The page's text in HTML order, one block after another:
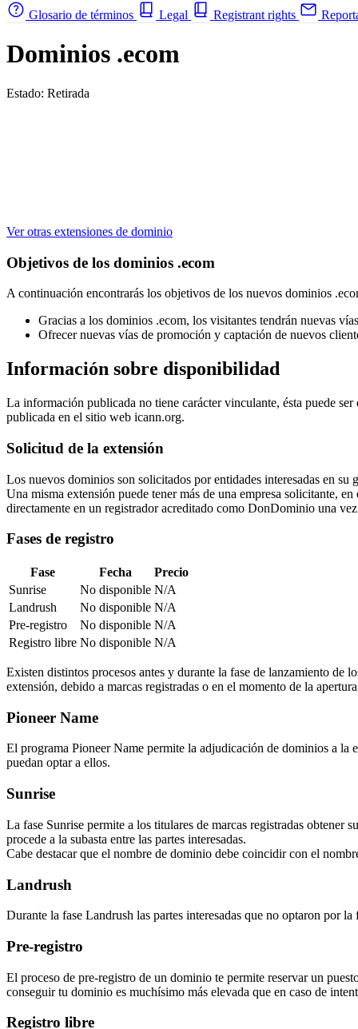
Glosario de términos
Legal Registrant rights
Dominios .ecom
Estado: Retirada
Ver otras extensiones de dominio
Objetivos de los dominios .ecom
A continuación encontrarás los objetivos de los nuevos dominios
Gracias a los dominios .ecom, los visitantes tendrán nuevas
Ofrecer nuevas vías de promoción y captación de nuevos
Información sobre disponibilidad
La información publicada no tiene carácter vinculante, ésta puede
publicada en el sitio web icann.org.
Solicitud de la extensión
Los nuevos dominios son solicitados por entidades interesadas en
Una misma extensión puede tener más de una empresa solicitante,
directamente en un registrador acreditado como DonDominio una
Fases de registro
Fase Fecha
Precio
Sunrise
No disponible N/A
Landrush
No disponible N/A
Pre-registro
No disponible N/A
Registro libre No disponible N/A
Existen distintos procesos antes y durante la fase de lanzamiento de
extensión, debido a marcas registradas o en el momento de la
Pioneer Name
El programa Pioneer Name permite la adjudicación de dominios a la
puedan optar a ellos.
Sunrise
La fase Sunrise permite a los titulares de marcas registradas obtener
procede a la subasta entre las partes interesadas.
Cabe destacar que el nombre de dominio debe coincidir con el
Landrush
Durante la fase Landrush las partes interesadas que no optaron por
Pre-registro
El proceso de pre-registro de un dominio te permite reservar un
conseguir tu dominio es muchísimo más elevada que en caso de
Registro libre